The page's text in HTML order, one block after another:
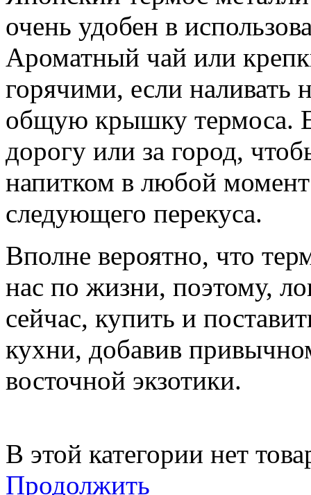
очень удобен в
Ароматный чай или
горячими, если наливать
общую крышку термоса.
дорогу или за город,
напитком в любой
следующего перекуса.
Вполне вероятно, что
нас по жизни, поэтому,
сейчас, купить и
кухни, добавив
восточной экзотики.
В этой категории нет
Продолжить